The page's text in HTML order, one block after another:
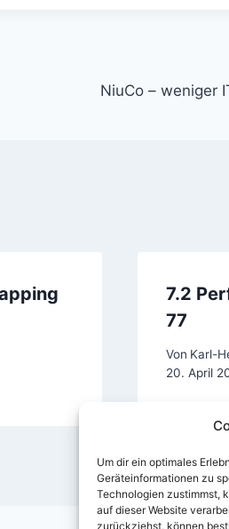
Um dir ein optimales
Geräteinformationen zu
Technologien zustimmst,
auf dieser Website
zurückziehst, können
NiuCo – weniger
7.2
77
Von Karl-
20. April